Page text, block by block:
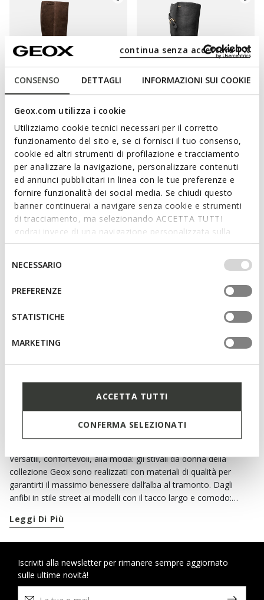
CONSENSO DETTAGLI INFORMAZIONI SUI COOKIE
Geox.com utilizza i cookie
Utilizziamo cookie tecnici necessari per il corretto
funzionamento del sito e, se ci fornisci il tuo consenso,
cookie ed altri strumenti di profilazione e tracciamento
per analizzare la navigazione, personalizzare contenuti
ed annunci pubblicitari in linea con le tue preferenze e
fornire funzionalità dei social media. Se chiudi questo
banner continuerai a navigare senza cookie e strumenti
di tracciamento, ma selezionando ACCETTA TUTTI
godrai invece di una navigazione personalizzata sulla
base dei tuoi gusti ed interessi. Selezionando
IMPOSTAZIONI potrai anche scegliere quali cookies ed
altri strumenti di tracciamento autorizzare. Per maggiori
informazioni o per modificare in qualsiasi momento le
tue impostazioni, visita la nostra
del
consenso
NECESSARIO
PREFERENZE
STATISTICHE
MARKETING
ACCETTA TUTTI
CONFERMA SELEZIONATI
continua senza accettare | X
NORIZE DONNA
Stivali alti
€200,00
1 COLORE
CAMEXIA ABX DONNA
Stivali impermeabili
€220,00
1 COLORE
CAMEXIA DONNA
€210,00
1 COLORE
CONIUGA COMFORT E STILE IN OGNI
Versatili, confortevoli, alla moda: gli stivali da donna della
collezione Geox sono realizzati con materiali di qualità per
garantirti il massimo benessere dall’alba al tramonto. Dagli
anfibi in stile street ai modelli con il tacco largo e comodo:
per affrontare i ritmi quotidiani. Gli stivali neri sono sempre una
cuoio: rimarrai sorpresa dalla loro versatilità. Di sera, invece,
scegli un paio di stivali o
miglior comfort possibile i tuoi outfit più femminili. In pelle liscia,
Leggi Di Più
Iscriviti alla newsletter per rimanere sempre aggiornato
sulle ultime novità!